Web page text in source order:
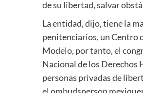
de su libertad, salvar
La entidad, dijo, tiene la
penitenciarios, un Centro
Modelo, por tanto, el
Nacional de los Derechos
personas privadas de